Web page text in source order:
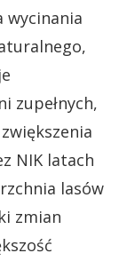
wycinania
zupełnych,
NIK latach
lasów
zmian